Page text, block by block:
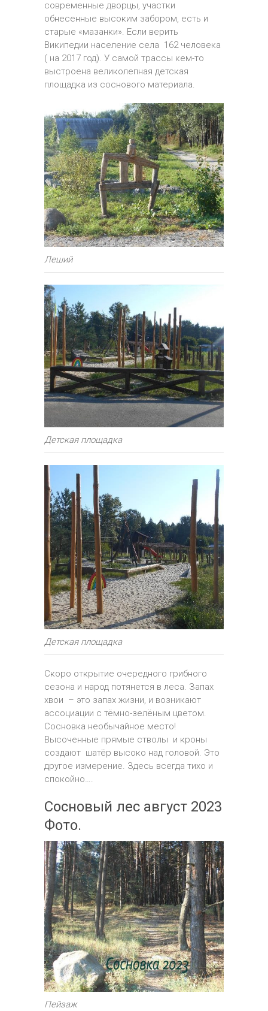
современные дворцы, участки
обнесенные высоким забором, есть и
старые «мазанки». Если верить
Википедии население села 162 человека
( на 2017 год). У самой трассы кем-то
выстроена великолепная детская
площадка из соснового материала.
Леший
Детская площадка
Детская площадка
Скоро открытие очередного грибного
сезона и народ потянется в леса. Запах
хвои – это запах жизни, и возникают
ассоциации с тёмно-зелёным цветом.
Сосновка необычайное место!
Высоченные прямые стволы и кроны
создают шатёр высоко над головой. Это
другое измерение. Здесь всегда тихо и
спокойно….
Сосновый лес август 2023
Фото.
Пейзаж